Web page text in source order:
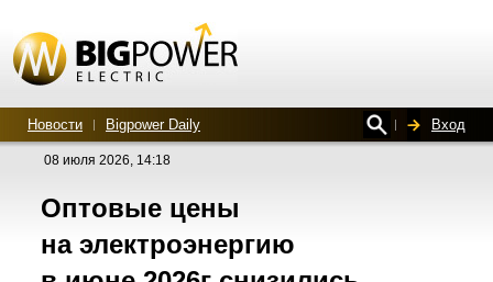
Новости Bigpower Daily Вход
08 июля 2026, 14:18
Оптовые цены
на электроэнергию